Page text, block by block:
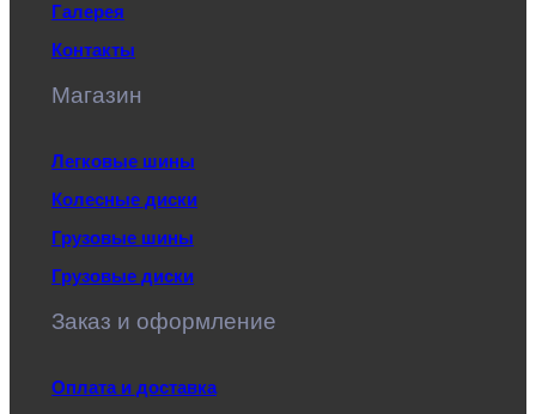
Галерея
Контакты
Магазин
Легковые шины
Колесные диски
Грузовые шины
Грузовые диски
Заказ и оформление
Оплата и доставка